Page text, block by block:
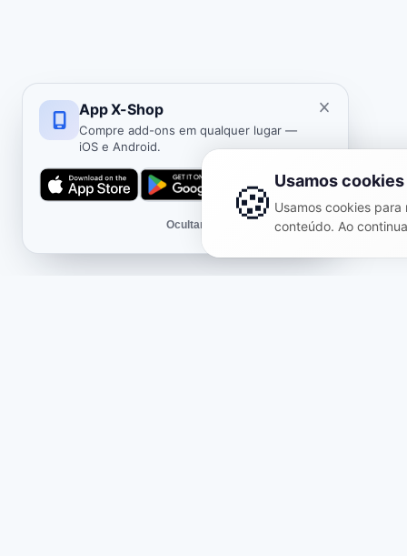
App X-Shop
Compre add-ons em qualquer lugar —
iOS e Android.
Ocultar 🍪 Usamos cookies
Usamos cookies
conteúdo. Ao